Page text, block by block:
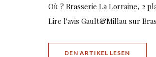
Où ? Brasserie La Lorraine, 2
Lire l'avis Gault&Millau sur
DEN ARTIKEL LESEN